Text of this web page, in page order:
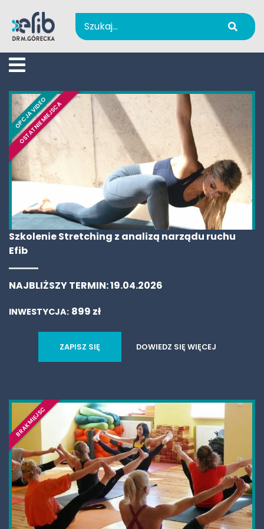
AKTUALNOŚCI
OFERTA
O NAS
KADRA
GALERIA
BLOG
OPCJA VIDEO
OSTATNIE MIEJSCA
Szkolenie Stretching z analizą narządu ruchu
Efib
NAJBLIŻSZY TERMIN:19.04.2026
INWESTYCJA: 899 zł
ZAPISZ SIĘ DOWIEDZ SIĘ WIĘCEJ
Uzupełnienie powyższego formularza i kliknięcie
BRAK MIEJSC